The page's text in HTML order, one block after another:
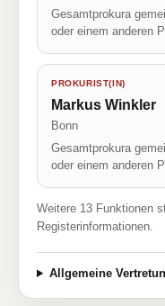
Gesamtprokura
oder einem anderen
PROKURIST(IN)
Markus Winkler
Bonn
Gesamtprokura
oder einem anderen
Weitere 13 Funktionen
Registerinformationen.
Allgemeine